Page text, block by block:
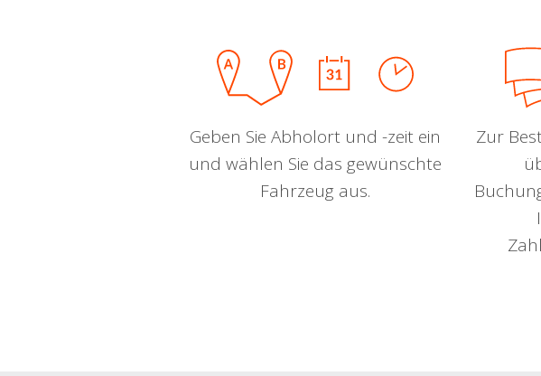
Geben Sie Abholort und -zeit ein
und wählen Sie das gewünschte
Fahrzeug aus.
Zur